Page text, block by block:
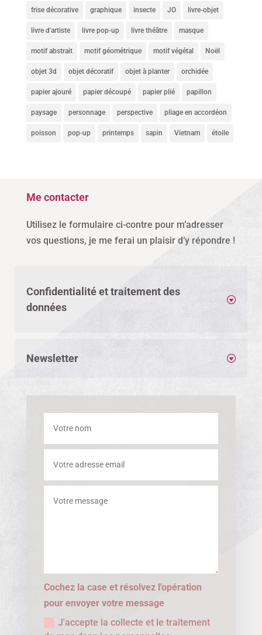
frise décorative graphique insecte JO livre-objet
livre d'artiste livre pop-up livre théâtre masque
motif abstrait motif géométrique motif végétal Noël
objet 3d objet décoratif objet à planter orchidée
papier ajouré papier découpé papier plié papillon
paysage personnage perspective pliage en accordéon
poisson pop-up printemps sapin Vietnam étoile
Me contacter
Utilisez le formulaire ci-contre pour m’adresser
vos questions, je me ferai un plaisir d’y répondre !
Confidentialité et traitement des
données
Newsletter
Cochez la case et résolvez l'opération
pour envoyer votre message
J'accepte la collecte et le traitement